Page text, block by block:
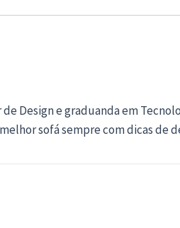
Design e graduanda em
sofá sempre com dicas de